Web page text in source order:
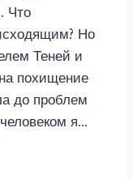
Что
Но
Теней и
похищение
до проблем
я…